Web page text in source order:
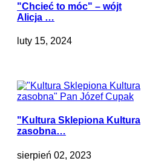
"Chcieć to móc" – wójt
Alicja …
luty 15, 2024
"Kultura Sklepiona Kultura
zasobna…
sierpień 02, 2023